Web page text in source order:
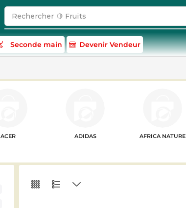
Rechercher 🍋 Fruits
Seconde main Devenir Vendeur
ACER ADIDAS AFRICA NATURE